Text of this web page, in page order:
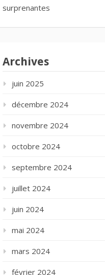
surprenantes
Archives
juin 2025
décembre 2024
novembre 2024
octobre 2024
septembre 2024
juillet 2024
juin 2024
mai 2024
mars 2024
février 2024